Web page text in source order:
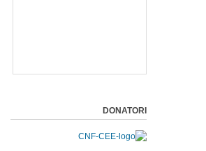
DONATORI